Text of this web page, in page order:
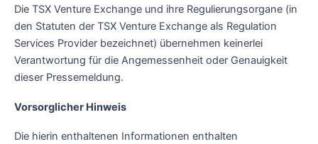
Die TSX Venture Exchange und ihre Regulierungsorgane (in
den Statuten der TSX Venture Exchange als Regulation
Services Provider bezeichnet) übernehmen keinerlei
Verantwortung für die Angemessenheit oder Genauigkeit
dieser Pressemeldung.
Vorsorglicher Hinweis
Die hierin enthaltenen Informationen enthalten